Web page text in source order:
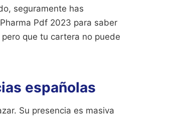
seguramente has
Pdf 2023 para saber
que tu cartera no puede
españolas
Su presencia es masiva